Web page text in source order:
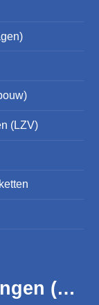
(LZV)
Rijinstructeur Opleidingen (WRM)